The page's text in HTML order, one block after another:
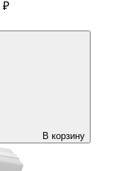
₽
В корзину